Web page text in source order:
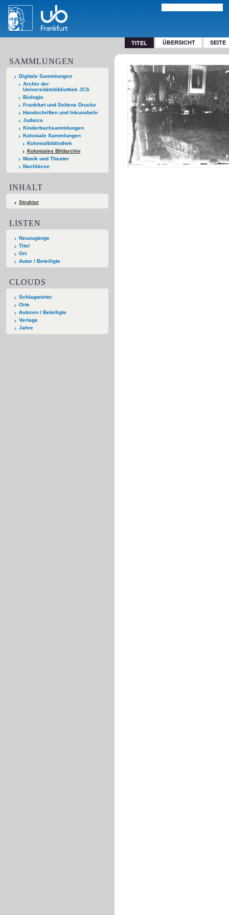
TITEL ÜBERSICHT SEITE
SAMMLUNGEN
Digitale Sammlungen
Archiv der
Universitätsbibliothek JCS
Biologie
Frankfurt und Seltene Drucke
Handschriften und Inkunabeln
Judaica
Kinderbuchsammlungen
Koloniale Sammlungen
Kolonialbibliothek
Koloniales Bildarchiv
Musik und Theater
Nachlässe
INHALT
Struktur
LISTEN
Neuzugänge
Titel
Ort
Autor / Beteiligte
CLOUDS
Schlagwörter
Orte
Autoren / Beteiligte
Verlage
Jahre